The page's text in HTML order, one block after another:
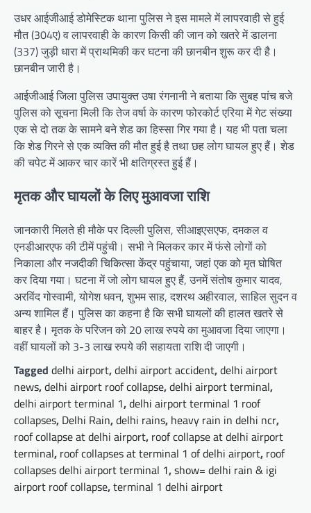
उधर आईजीआई डोमेस्टिक थाना पुलिस ने इस मामले में लापरवाही से हुई
मौत (304ए) व लापरवाही के कारण किसी की जान को खतरे में डालना
(337) जुड़ी धारा में प्राथमिकी कर घटना की छानबीन शुरू कर दी है।
छानबीन जारी है।
आईजीआई जिला पुलिस उपायुक्त उषा रंगनानी ने बताया कि सुबह पांच बजे
पुलिस को सूचना मिली कि तेज वर्षा के कारण फोरकोर्ट एरिया में गेट संख्या
एक से दो तक के सामने बने शेड का हिस्सा गिर गया है। यह भी पता चला
कि शेड गिरने से एक व्यक्ति की मौत हुई है तथा छह लोग घायल हुए हैं। शेड
की चपेट में आकर चार कारें भी क्षतिग्रस्त हुई हैं।
मृतक और घायलों के लिए मुआवजा राशि
जानकारी मिलते ही मौके पर दिल्ली पुलिस, सीआइएसएफ, दमकल व
एनडीआरएफ की टीमें पहुंची। सभी ने मिलकर कार में फंसे लोगों को
निकाला और नजदीकी चिकित्सा केंद्र पहुंचाया, जहां एक को मृत घोषित
कर दिया गया। घटना में जो लोग घायल हुए हैं, उनमें संतोष कुमार यादव,
अरविंद गोस्वामी, योगेश धवन, शुभम साह, दशरथ अहीरवाल, साहिल सुदन व
अन्य शामिल हैं। पुलिस का कहना है कि सभी घायलों की हालत खतरे से
बाहर है। मृतक के परिजन को 20 लाख रुपये का मुआवजा दिया जाएगा।
वहीं घायलों को 3-3 लाख रुपये की सहायता राशि दी जाएगी।
Tagged delhi airport,delhi airport accident,delhi airport
news,delhi airport roof collapse,delhi airport terminal,
delhi airport terminal 1,delhi airport terminal 1 roof
collapses, Delhi Rain,delhi rains, heavy rain in delhi ncr,
roof collapse at delhi airport, roof collapse at delhi airport
terminal, roof collapses at terminal 1 of delhi airport, roof
collapses delhi airport terminal 1,show= delhi rain & igi
airport roof collapse,terminal 1 delhi airport